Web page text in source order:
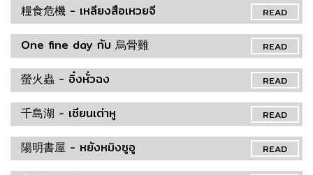
READ
糧食危機 - เหลียงสือเหวยจี
READ
One fine day กับ 烏骨雞
READ
螢火蟲 - อิ๋งหั่วฉง
READ
千島湖 - เชียนเต่าหู
READ
陽明書屋 - หยังหมิงซูอู